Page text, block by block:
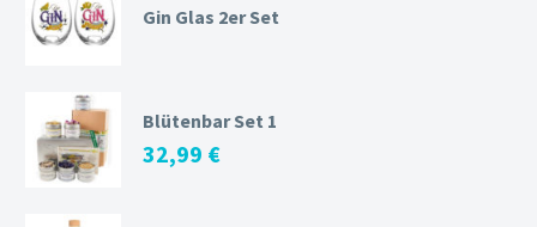
Gin Glas 2er Set
Blütenbar Set 1
32,99 €